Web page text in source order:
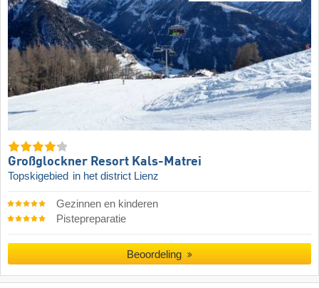
Großglockner Resort Kals-Matrei
Topskigebied in het district Lienz
Gezinnen en kinderen
Pistepreparatie
Beoordeling